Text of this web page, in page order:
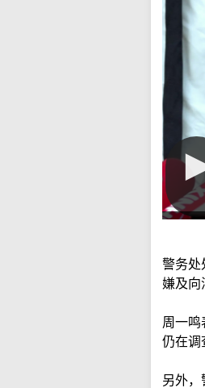
警务处
嫌及向
周一鸣
仍在调
另外，